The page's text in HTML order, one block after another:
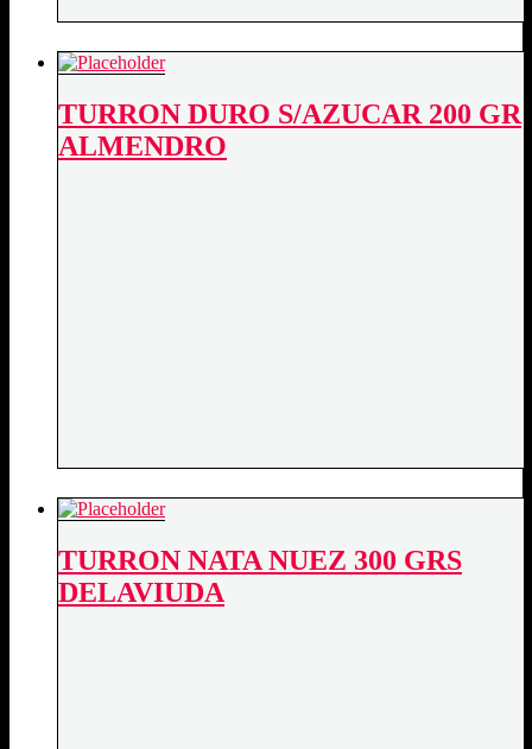
TURRON DURO S/AZUCAR 200 GR
ALMENDRO
TURRON NATA NUEZ 300 GRS
DELAVIUDA